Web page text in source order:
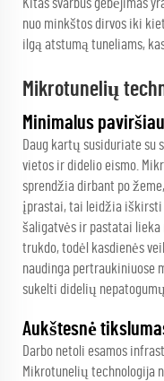
Kitas svarbus gebėjimas
nuo minkštos dirvos iki
ilgą atstumą tuneliams,
Mikrotunelių
Minimalus
Daug kartų susiduriate su
vietos ir didelio eismo.
sprendžia dirbant po
įprastai, tai leidžia iškirsti
šaligatvės ir pastatai lieka
trukdo, todėl kasdienės
naudinga pertraukiniuose
sukelti didelių nepatogumų.
Aukštesnė
Darbo netoli esamos
Mikrotunelių technologija